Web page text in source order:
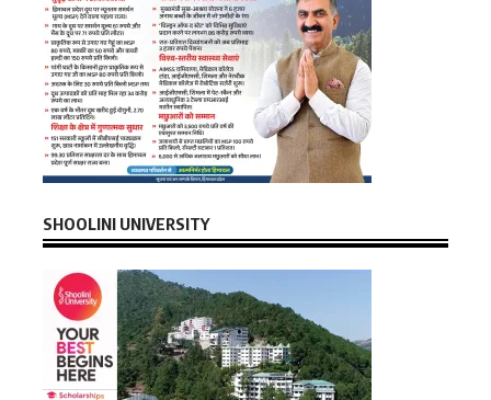
SHOOLINI UNIVERSITY